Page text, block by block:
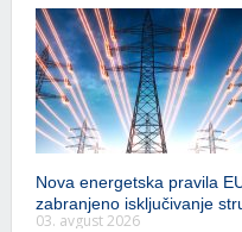
Nova energetska pravila
zabranjeno isključivanje
03. avgust 2026